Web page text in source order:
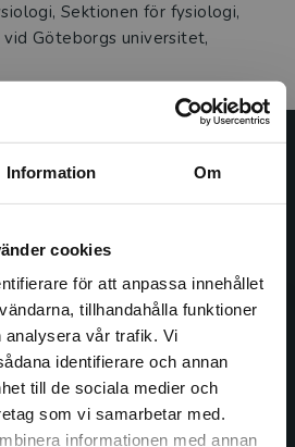
Information Om
cookies
för att anpassa innehållet
tillhandahålla funktioner
vår trafik. Vi
identifierare och annan
till de sociala medier och
som vi samarbetar med.
informationen med annan
fraktregion
Sektionen för fysiologi,
vid Göteborgs universitet,
Med läromedel, kurslitteratur,
finns Studentlitteratur med